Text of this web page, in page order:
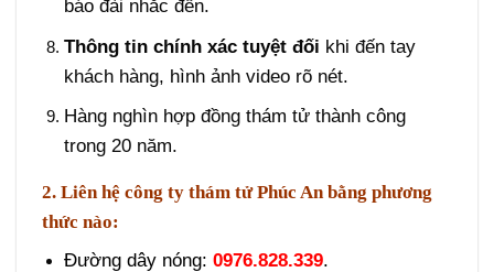
báo đài nhắc đến.
Thông tin chính xác tuyệt đối khi đến tay
khách hàng, hình ảnh video rõ nét.
Hàng nghìn hợp đồng thám tử thành công
trong 20 năm.
2. Liên hệ công ty thám tử Phúc An bằng phương
thức nào:
Đường dây nóng: 0976.828.339.